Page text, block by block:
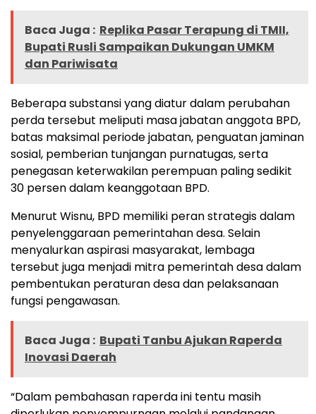
Baca Juga : Replika Pasar Terapung di TMII,
Bupati Rusli Sampaikan Dukungan UMKM
dan Pariwisata
Beberapa substansi yang diatur dalam perubahan
perda tersebut meliputi masa jabatan anggota BPD,
batas maksimal periode jabatan, penguatan jaminan
sosial, pemberian tunjangan purnatugas, serta
penegasan keterwakilan perempuan paling sedikit
30 persen dalam keanggotaan BPD.
Menurut Wisnu, BPD memiliki peran strategis dalam
penyelenggaraan pemerintahan desa. Selain
menyalurkan aspirasi masyarakat, lembaga
tersebut juga menjadi mitra pemerintah desa dalam
pembentukan peraturan desa dan pelaksanaan
fungsi pengawasan.
Baca Juga : Bupati Tanbu Ajukan Raperda
Inovasi Daerah
“Dalam pembahasan raperda ini tentu masih